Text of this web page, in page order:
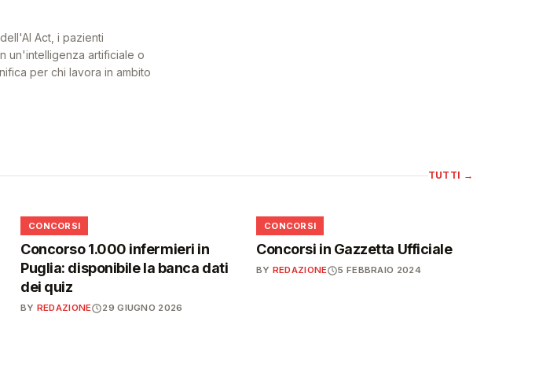
Act, i pazienti
un'intelligenza artificiale o
per chi lavora in ambito
TUTTI →
📋
CONCORSI
Concorso 1.000 infermieri in
Puglia: disponibile la banca dati
dei quiz
BY REDAZIONE 29 GIUGNO 2026
📋
CONCORSI
Concorsi in Gazzetta Ufficiale
BY REDAZIONE 5 FEBBRAIO 2024